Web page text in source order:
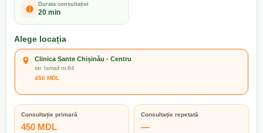
Durata consultației
20 min
Alege locația
Clinica Sante Chișinău - Centru
str. Ismail nr.84
450 MDL
Consultație primară
450 MDL
Consultație repetată
—